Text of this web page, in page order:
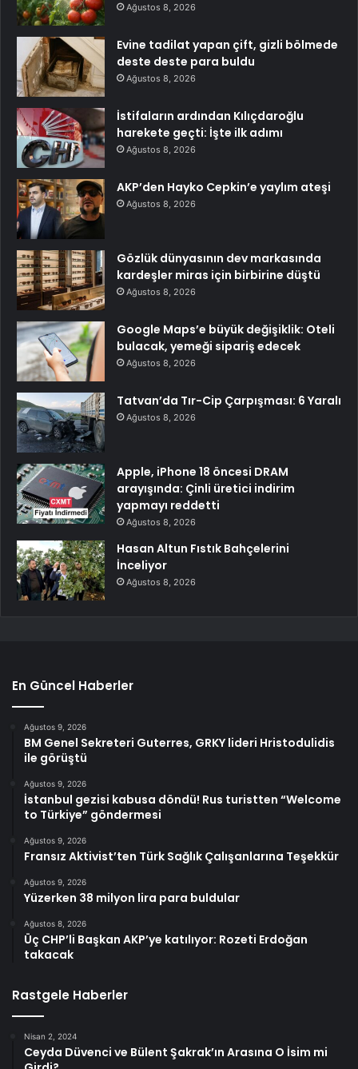
Ağustos 8, 2026
Evine tadilat yapan çift, gizli bölmede
deste deste para buldu
Ağustos 8, 2026
İstifaların ardından Kılıçdaroğlu
harekete geçti: İşte ilk adımı
Ağustos 8, 2026
AKP’den Hayko Cepkin’e yaylım ateşi
Ağustos 8, 2026
Gözlük dünyasının dev markasında
kardeşler miras için birbirine düştü
Ağustos 8, 2026
Google Maps’e büyük değişiklik: Oteli
bulacak, yemeği sipariş edecek
Ağustos 8, 2026
Tatvan’da Tır-Cip Çarpışması: 6 Yaralı
Ağustos 8, 2026
Apple, iPhone 18 öncesi DRAM
arayışında: Çinli üretici indirim
yapmayı reddetti
Ağustos 8, 2026
Hasan Altun Fıstık Bahçelerini
İnceliyor
Ağustos 8, 2026
En Güncel Haberler
Ağustos 9, 2026
BM Genel Sekreteri Guterres, GRKY lideri Hristodulidis
ile görüştü
Ağustos 9, 2026
İstanbul gezisi kabusa döndü! Rus turistten “Welcome
to Türkiye” göndermesi
Ağustos 9, 2026
Fransız Aktivist’ten Türk Sağlık Çalışanlarına Teşekkür
Ağustos 9, 2026
Yüzerken 38 milyon lira para buldular
Ağustos 8, 2026
Üç CHP’li Başkan AKP’ye katılıyor: Rozeti Erdoğan
takacak
Rastgele Haberler
Nisan 2, 2024
Ceyda Düvenci ve Bülent Şakrak’ın Arasına O İsim mi